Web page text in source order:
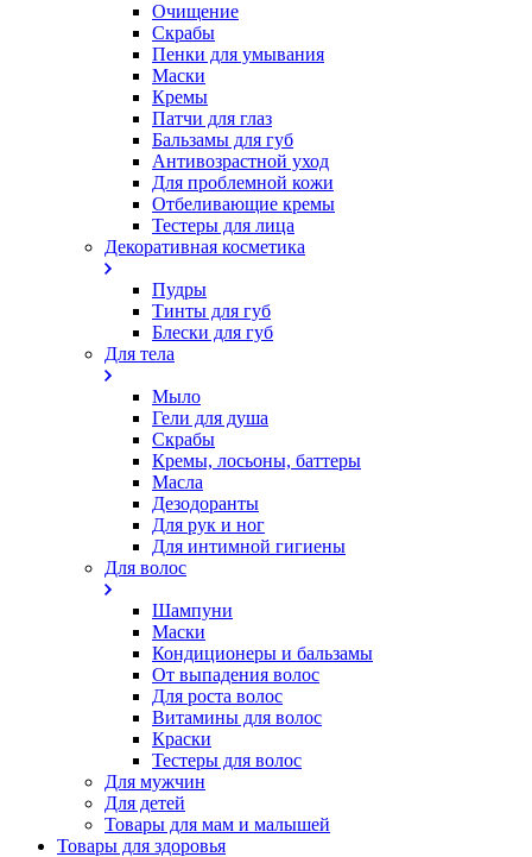
Очищение
Скрабы
Пенки для умывания
Маски
Кремы
Патчи для глаз
Бальзамы для губ
Антивозрастной уход
Для проблемной кожи
Oтбеливающие кремы
Тестеры для лица
Декоративная косметика
Пудры
Тинты для губ
Блески для губ
Для тела
Мыло
Гели для душа
Скрабы
Кремы, лосьоны, баттеры
Масла
Дезодоранты
Для рук и ног
Для интимной гигиены
Для волос
Шампуни
Маски
Кондиционеры и бальзамы
От выпадения волос
Для роста волос
Витамины для волос
Краски
Тестеры для волос
Для мужчин
Для детей
Товары для мам и малышей
Товары для здоровья